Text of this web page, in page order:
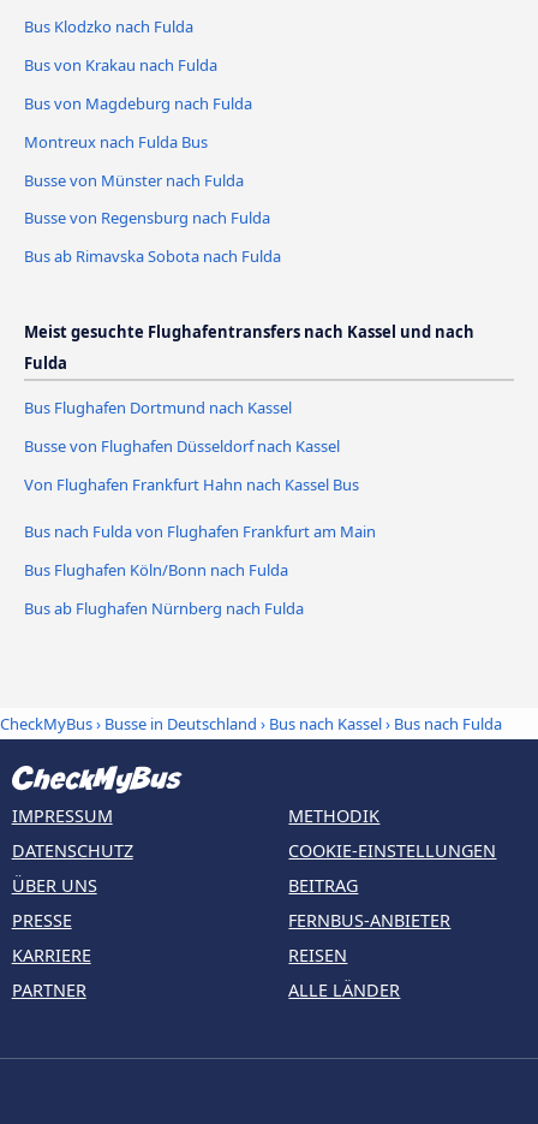
Bus Klodzko nach Fulda
Bus von Krakau nach Fulda
Bus von Magdeburg nach Fulda
Montreux nach Fulda Bus
Busse von Münster nach Fulda
Busse von Regensburg nach Fulda
Bus ab Rimavska Sobota nach Fulda
Meist gesuchte Flughafentransfers nach Kassel und nach
Fulda
Bus Flughafen Dortmund nach Kassel
Busse von Flughafen Düsseldorf nach Kassel
Von Flughafen Frankfurt Hahn nach Kassel Bus
Bus nach Fulda von Flughafen Frankfurt am Main
Bus Flughafen Köln/Bonn nach Fulda
Bus ab Flughafen Nürnberg nach Fulda
CheckMyBus› Busse in Deutschland › Bus nach Kassel› Bus nach Fulda
IMPRESSUM
DATENSCHUTZ
ÜBER UNS
PRESSE
KARRIERE
PARTNER
METHODIK
COOKIE-EINSTELLUNGEN
BEITRAG
FERNBUS-ANBIETER
REISEN
ALLE LÄNDER